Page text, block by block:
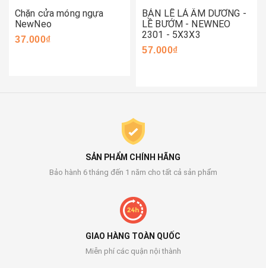
Chặn cửa móng ngựa
NewNeo
37.000₫
BẢN LỀ LÁ ÂM DƯƠNG -
LỀ BƯỚM - NEWNEO
2301 - 5X3X3
57.000₫
SẢN PHẨM CHÍNH HÃNG
Bảo hành 6 tháng đến 1 năm cho tất cả sản phẩm
GIAO HÀNG TOÀN QUỐC
Miễn phí các quận nội thành